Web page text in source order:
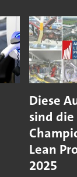
Diese
sind die
Lean
2025